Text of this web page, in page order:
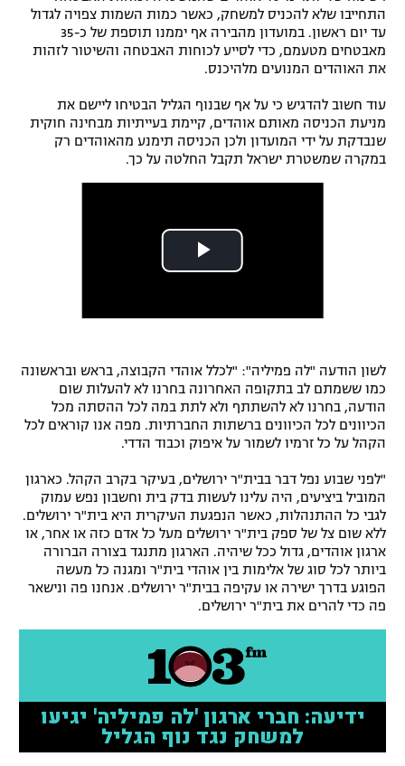
תנאי שימוש
מדיניות פרטיות
תקנון פעילות ספורט 1
רשיון להקרנה פומבית לבית עסק
אומנויות לחימה
התחייבו שלא להכניס למשחק, כאשר כמות השמות צפויה לגדול
עד יום ראשון. במועדון מהבירה אף יממנו תוספת של כ-35
מאבטחים מטעמם, כדי לסייע לכוחות האבטחה והשיטור לזהות
את האוהדים המנועים מלהיכנס.
עוד חשוב להדגיש כי על אף שבנוף הגליל הבטיחו ליישם את
מניעת הכניסה מאותם אוהדים, קיימת בעייתיות מבחינה חוקית
שנבדקת על ידי המועדון ולכן הכניסה תימנע מהאוהדים רק
במקרה שמשטרת ישראל תקבל החלטה על כך.
לשון הודעה "לה פמיליה": "לכלל אוהדי הקבוצה, בראש ובראשונה
כמו ששמתם לב בתקופה האחרונה בחרנו לא להעלות שום
הודעה, בחרנו לא להשתתף ולא לתת במה לכל ההסתה מכל
הכיוונים לכל הכיוונים ברשתות החברתיות. מפה אנו קוראים לכל
הקהל על כל זרמיו לשמור על איפוק וכבוד הדדי.
"לפני שבוע נפל דבר בבית"ר ירושלים, בעיקר בקרב הקהל. כארגון
המוביל ביציעים, היה עלינו לעשות בדק בית וחשבון נפש עמוק
לגבי כל ההתנהלות, כאשר הנפגעת העיקרית היא בית"ר ירושלים.
ללא שום צל של ספק בית"ר ירושלים מעל כל אדם כזה או אחר, או
ארגון אוהדים, גדול ככל שיהיה. הארגון מתנגד בצורה הברורה
ביותר לכל סוג של אלימות בין אוהדי בית"ר ומגנה כל מעשה
הפוגע בדרך ישירה או עקיפה בבית"ר ירושלים. אנחנו פה ונישאר
פה כדי להרים את בית"ר ירושלים.